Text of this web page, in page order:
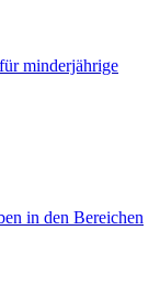
minderjährige
in den Bereichen